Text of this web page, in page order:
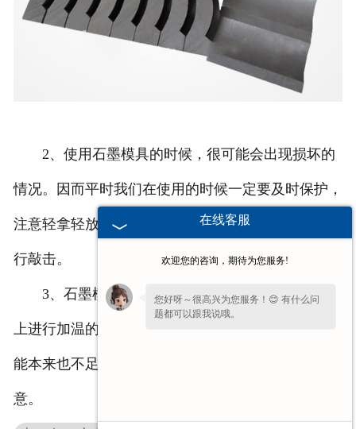
2、使用石墨模具的时候，很可能会出现损坏的
情况。因而平时我们在使用的时候一定要及时保护，
注意轻拿轻放，不要大力扔掷，更不要使用棍棒等进
行敲击。
3、石墨模具的使用还要远离火源。如果放在火
上进行加温的话，会对其造成伤害，而且它的传热性
能本来也不足，烤过之后会出现黑焦，因而需要留
意。
在线客服
欢迎您的咨询，期待为您服务!
您好呀～很高兴为您服务！😊 有什么问
题都可以跟我说哦。